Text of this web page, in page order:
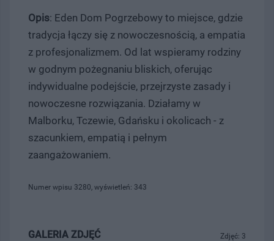
Opis: Eden Dom Pogrzebowy to miejsce, gdzie
tradycja łączy się z nowoczesnością, a empatia
z profesjonalizmem. Od lat wspieramy rodziny
w godnym pożegnaniu bliskich, oferując
indywidualne podejście, przejrzyste zasady i
nowoczesne rozwiązania. Działamy w
Malborku, Tczewie, Gdańsku i okolicach - z
szacunkiem, empatią i pełnym
zaangażowaniem.
Numer wpisu 3280, wyświetleń: 343
Zdjęć: 3
GALERIA ZDJĘĆ